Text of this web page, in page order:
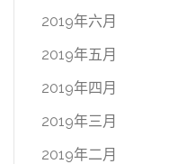
2019年六月
2019年五月
2019年四月
2019年三月
2019年二月